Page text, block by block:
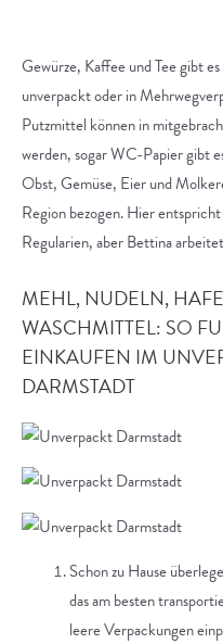
Gewürze, Kaffee und Tee gibt
unverpackt oder in
Putzmittel können in
werden, sogar WC-Papier gibt
Obst, Gemüse, Eier und
Region bezogen. Hier
Regularien, aber Bettina
MEHL, NUDELN,
WASCHMITTEL: SO
EINKAUFEN IM
DARMSTADT
Schon zu Hause
das am besten
leere Verpackungen